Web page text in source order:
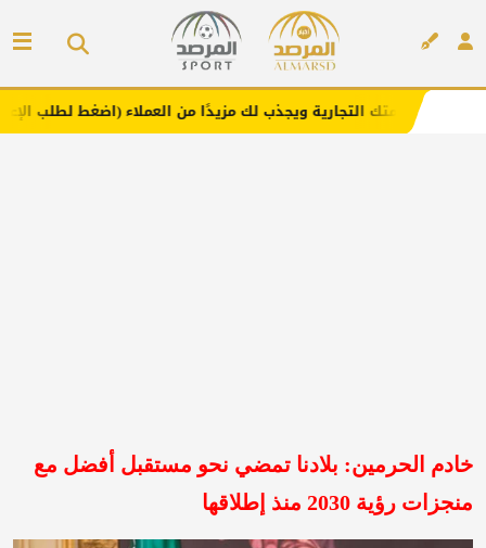
ويجذب لك مزيدًا من العملاء (اضغط لطلب الإعلان)
خادم الحرمين: بلادنا تمضي نحو مستقبل أفضل مع
منجزات رؤية 2030 منذ إطلاقها